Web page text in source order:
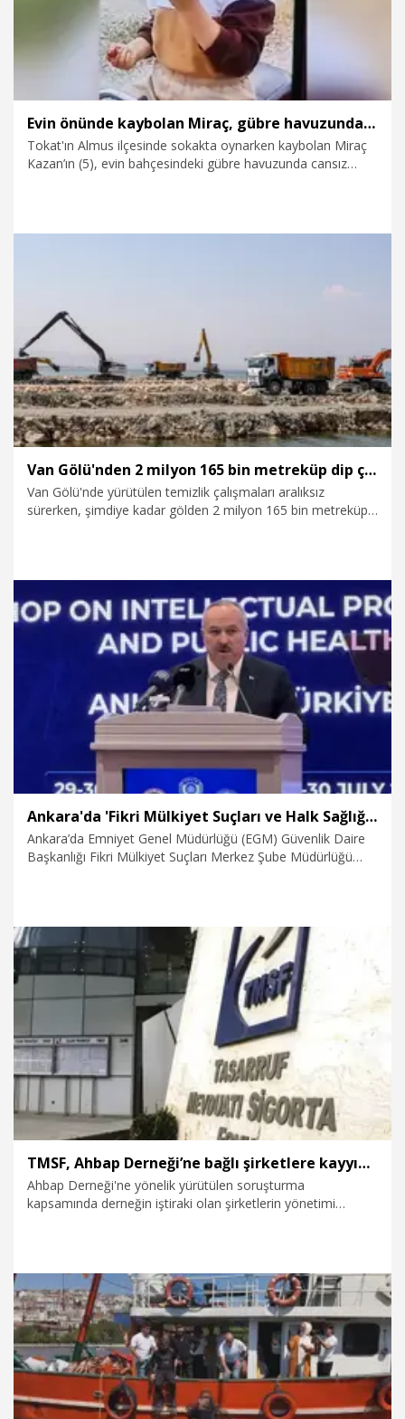
Evin önünde kaybolan Miraç, gübre havuzunda ölü bulundu
Tokat'ın Almus ilçesinde sokakta oynarken kaybolan Miraç
Kazan’ın (5), evin bahçesindeki gübre havuzunda cansız
Van Gölü'nden 2 milyon 165 bin metreküp dip çamuru ve balçık çıkarıldı
Van Gölü'nde yürütülen temizlik çalışmaları aralıksız
sürerken, şimdiye kadar gölden 2 milyon 165 bin metreküp
Foto Galeri
Ankara'da 'Fikri Mülkiyet Suçları ve Halk Sağlığı Çalıştayı'
Ankara’da Emniyet Genel Müdürlüğü (EGM) Güvenlik Daire
Başkanlığı Fikri Mülkiyet Suçları Merkez Şube Müdürlüğü
29.07.2026 Gündem
TMSF, Ahbap Derneği’ne bağlı şirketlere kayyım olarak atandı
Ahbap Derneği'ne yönelik yürütülen soruşturma
kapsamında derneğin iştiraki olan şirketlerin yönetimi
29.07.2026 Gündem